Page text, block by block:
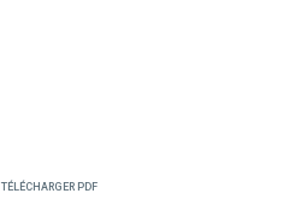
TÉLÉCHARGER PDF